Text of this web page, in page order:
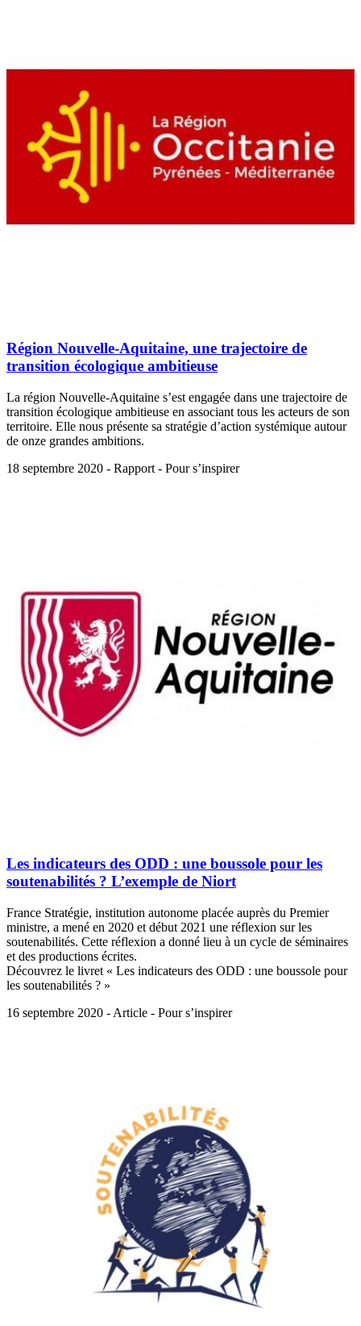
Région Nouvelle-Aquitaine, une trajectoire de
transition écologique ambitieuse
La région Nouvelle-Aquitaine s’est engagée dans une trajectoire de
transition écologique ambitieuse en associant tous les acteurs de son
territoire. Elle nous présente sa stratégie d’action systémique autour
de onze grandes ambitions.
18 septembre 2020 - Rapport - Pour s’inspirer
Les indicateurs des ODD : une boussole pour les
soutenabilités ? L’exemple de Niort
France Stratégie, institution autonome placée auprès du Premier
ministre, a mené en 2020 et début 2021 une réflexion sur les
soutenabilités. Cette réflexion a donné lieu à un cycle de séminaires
et des productions écrites.
Découvrez le livret « Les indicateurs des ODD : une boussole pour
les soutenabilités ? »
16 septembre 2020 - Article - Pour s’inspirer